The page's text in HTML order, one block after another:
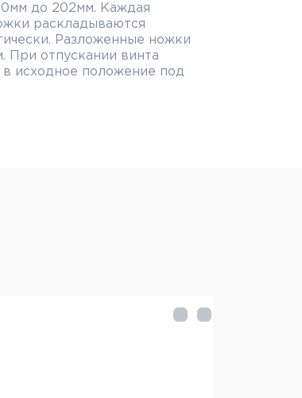
до 202мм. Каждая
раскладываются
Разложенные ножки
При отпускании винта
исходное положение под